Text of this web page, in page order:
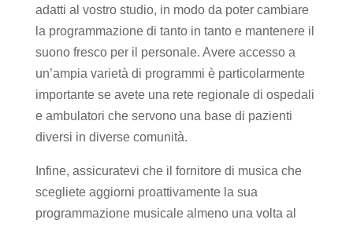
adatti al vostro studio, in modo da poter cambiare
la programmazione di tanto in tanto e mantenere il
suono fresco per il personale. Avere accesso a
un’ampia varietà di programmi è particolarmente
importante se avete una rete regionale di ospedali
e ambulatori che servono una base di pazienti
diversi in diverse comunità.
Infine, assicuratevi che il fornitore di musica che
scegliete aggiorni proattivamente la sua
programmazione musicale almeno una volta al